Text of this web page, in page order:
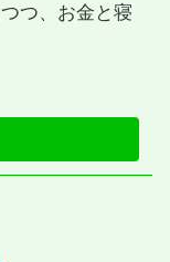
つ、お金と寝